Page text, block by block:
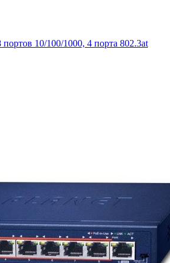
10/100/1000, 4 порта 802.3at